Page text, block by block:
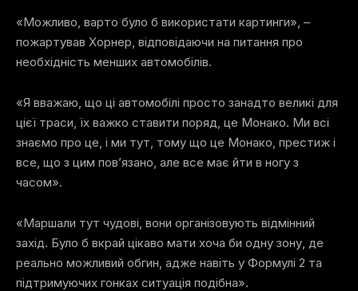
«Можливо, варто було б використати картинги», –
пожартував Хорнер, відповідаючи на питання про
необхідність менших автомобілів.
«Я вважаю, що ці автомобілі просто занадто великі для
цієї траси, їх важко ставити поряд, це Монако. Ми всі
знаємо про це, і ми тут, тому що це Монако, престиж і
все, що з цим пов’язано, але все має йти в ногу з
часом».
«Маршали тут чудові, вони організовують відмінний
захід. Було б вкрай цікаво мати хоча би одну зону, де
реально можливий обгин, адже навіть у Формулі 2 та
підтримуючих гонках ситуація подібна».